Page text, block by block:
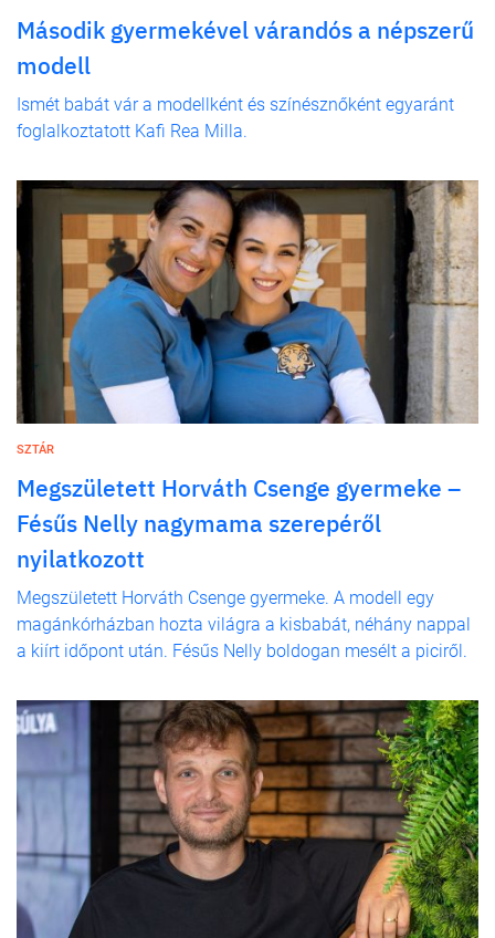
Második gyermekével várandós a népszerű
modell
Ismét babát vár a modellként és színésznőként egyaránt
foglalkoztatott Kafi Rea Milla.
SZTÁR
Megszületett Horváth Csenge gyermeke –
Fésűs Nelly nagymama szerepéről
nyilatkozott
Megszületett Horváth Csenge gyermeke. A modell egy
magánkórházban hozta világra a kisbabát, néhány nappal
a kiírt időpont után. Fésűs Nelly boldogan mesélt a piciről.